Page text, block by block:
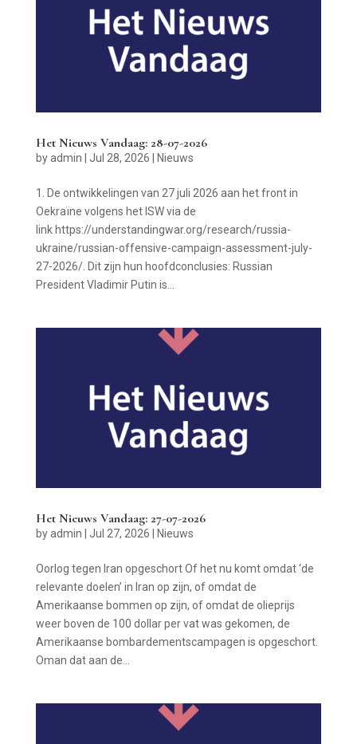
Het Nieuws Vandaag: 28-07-2026
byadmin Jul 28, 2026 Nieuws
1. De ontwikkelingen van 27 juli 2026 aan het front in
Oekraïne volgens het ISW via de
link https://understandingwar.org/research/russia-
ukraine/russian-offensive-campaign-assessment-july-
27-2026/. Dit zijn hun hoofdconclusies: Russian
President Vladimir Putin is...
Het Nieuws Vandaag: 27-07-2026
byadmin Jul 27, 2026 Nieuws
Oorlog tegen Iran opgeschort Of het nu komt omdat ‘de
relevante doelen’ in Iran op zijn, of omdat de
Amerikaanse bommen op zijn, of omdat de olieprijs
weer boven de 100 dollar per vat was gekomen, de
Amerikaanse bombardementscampagen is opgeschort.
Oman dat aan de...